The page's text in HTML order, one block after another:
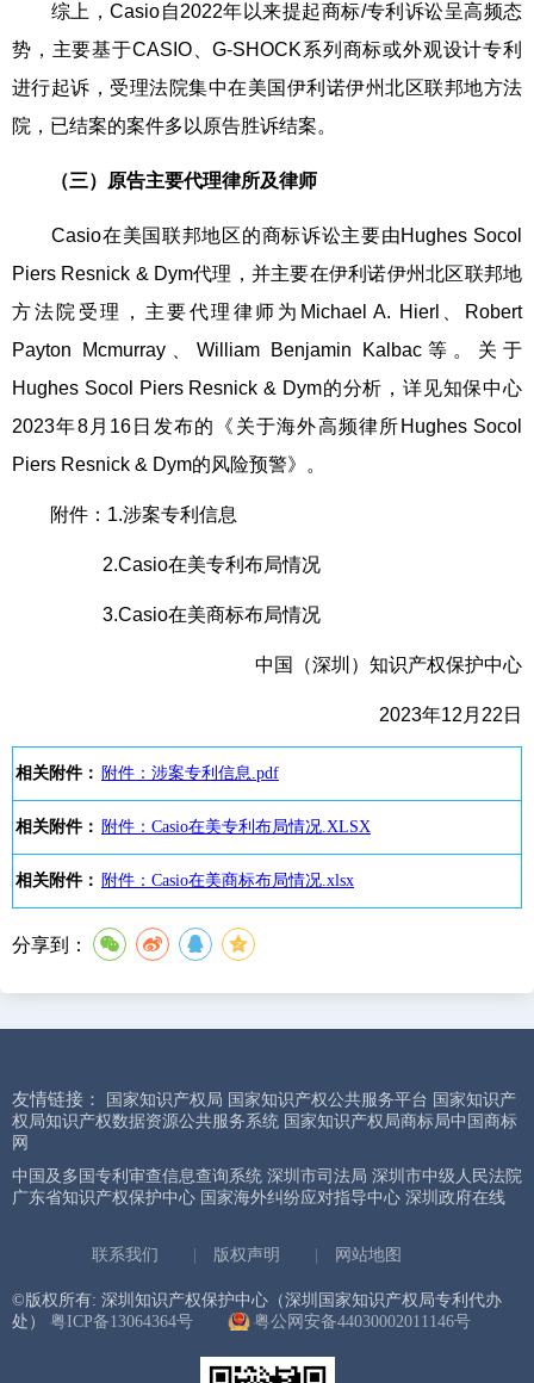
综上，Casio自2022年以来提起商标/专利诉讼呈高频态
势，主要基于CASIO、G-SHOCK系列商标或外观设计专利
进行起诉，受理法院集中在美国伊利诺伊州北区联邦地方法
院，已结案的案件多以原告胜诉结案。
（三）原告主要代理律所及律师
Casio在美国联邦地区的商标诉讼主要由Hughes Socol
Piers Resnick & Dym代理，并主要在伊利诺伊州北区联邦地
方法院受理，主要代理律师为Michael A. Hierl、Robert
Payton Mcmurray、William Benjamin Kalbac等。关于
Hughes Socol Piers Resnick & Dym的分析，详见知保中心
2023年8月16日发布的《关于海外高频律所Hughes Socol
Piers Resnick & Dym的风险预警》。
附件：1.涉案专利信息
2.Casio在美专利布局情况
3.Casio在美商标布局情况
中国（深圳）知识产权保护中心
2023年12月22日
相关附件： 附件：涉案专利信息.pdf
相关附件： 附件：Casio在美专利布局情况.XLSX
相关附件： 附件：Casio在美商标布局情况.xlsx
分享到：
友情链接： 国家知识产权局 国家知识产权公共服务平台 国家知识产
权局知识产权数据资源公共服务系统 国家知识产权局商标局中国商标
网
中国及多国专利审查信息查询系统 深圳市司法局 深圳市中级人民法院
广东省知识产权保护中心 国家海外纠纷应对指导中心 深圳政府在线
联系我们 版权声明 网站地图
©版权所有: 深圳知识产权保护中心（深圳国家知识产权局专利代办
处） 粤ICP备13064364号 粤公网安备44030002011146号